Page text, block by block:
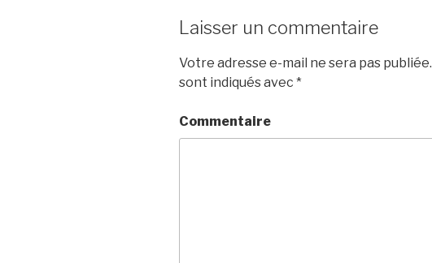
Laisser un commentaire
Votre adresse e-mail ne sera pas publiée.
sont indiqués avec *
Commentaire